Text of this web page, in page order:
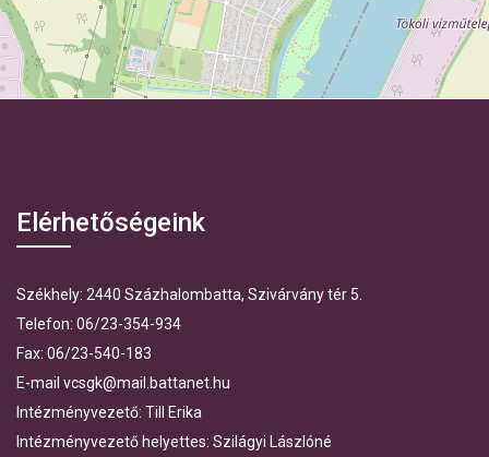
Elérhetőségeink
Székhely: 2440 Százhalombatta, Szivárvány tér 5.
Telefon: 06/23-354-934
Fax: 06/23-540-183
E-mail vcsgk@mail.battanet.hu
Intézményvezető: Till Erika
Intézményvezető helyettes: Szilágyi Lászlóné